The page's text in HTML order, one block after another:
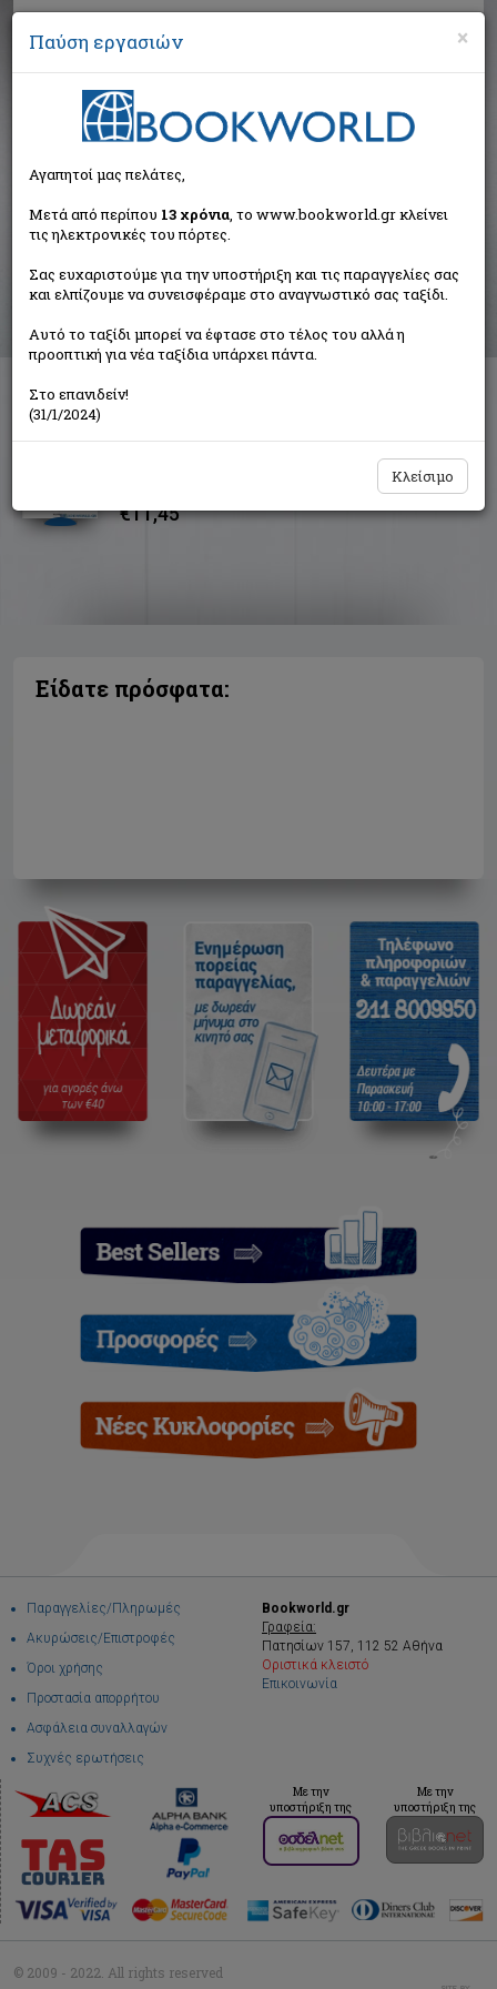
Αναζήτηση
Αποτελέσματα αναζήτησης
Συγγραφέας: Καραχάλιος Χάρης (1 βιβλία)
Ταξινόμηση ανά:
Σε ξένο τόπο
€11,45
Είδατε πρόσφατα:
Παραγγελίες/Πληρωμές
Ακυρώσεις/Επιστροφές
Όροι χρήσης
Προστασία απορρήτου
Ασφάλεια συναλλαγών
Συχνές ερωτήσεις
Bookworld.gr
Γραφεία:
Πατησίων 157, 112 52 Αθήνα
Οριστικά κλειστό
Επικοινωνία
Με την
υποστήριξη της
Με την
υποστήριξη της
© 2009 - 2022. All rights reserved
×
Παύση εργασιών
Αγαπητοί μας πελάτες,
Μετά από περίπου 13 χρόνια, το www.bookworld.gr κλείνει
τις ηλεκτρονικές του πόρτες.
Σας ευχαριστούμε για την υποστήριξη και τις παραγγελίες σας
και ελπίζουμε να συνεισφέραμε στο αναγνωστικό σας ταξίδι.
Αυτό το ταξίδι μπορεί να έφτασε στο τέλος του αλλά η
προοπτική για νέα ταξίδια υπάρχει πάντα.
Στο επανιδείν!
(31/1/2024)
Κλείσιμο